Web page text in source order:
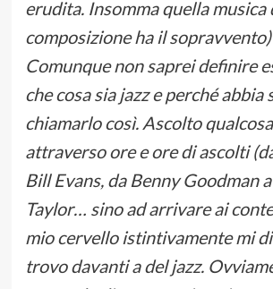
erudita. Insomma quella musica
composizione ha il
Comunque non saprei definire
che cosa sia jazz e perché abbia
chiamarlo così. Ascolto
attraverso ore e ore di ascolti
Bill Evans, da Benny Goodman
Taylor… sino ad arrivare ai
mio cervello istintivamente mi
trovo davanti a del jazz.